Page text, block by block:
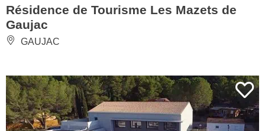
Résidence de Tourisme Les Mazets de
Gaujac
GAUJAC